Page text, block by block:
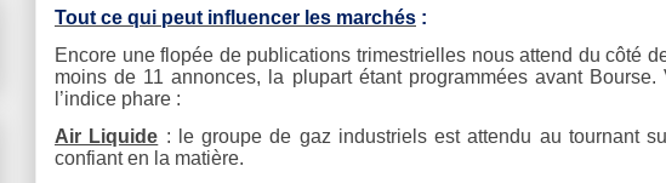
Tout ce qui peut influencer les marchés :
Encore une flopée de publications trimestrielles nous attend du côté
moins de 11 annonces, la plupart étant programmées avant
l’indice phare :
Air Liquide : le groupe de gaz industriels est attendu au tournant
confiant en la matière.